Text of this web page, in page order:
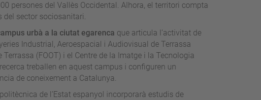
persones del Vallès Occidental. Alhora, el territori compta
del sector sociosanitari.
urbà a la ciutat egarenca que articula l’activitat de
Industrial, Aeroespacial i Audiovisual de Terrassa
Terrassa (FOOT) i el Centre de la Imatge i la Tecnologia
treballen en aquest campus i configuren un
de coneixement a Catalunya.
de l’Estat espanyol incorporarà estudis de